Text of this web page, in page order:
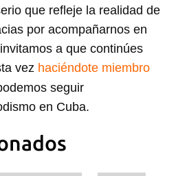
que refleje la realidad de
por acompañarnos en
a que continúes
vez haciéndote miembro
seguir
en Cuba.